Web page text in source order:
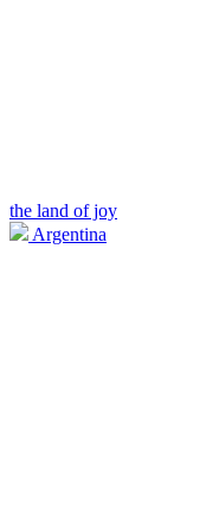
the land of joy
Argentina